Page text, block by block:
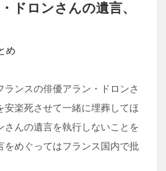
ドロンさんの遺言、
め
ランスの俳優アラン・ドロンさ
安楽死させて一緒に埋葬してほ
さんの遺言を執行しないことを
をめぐってはフランス国内で批